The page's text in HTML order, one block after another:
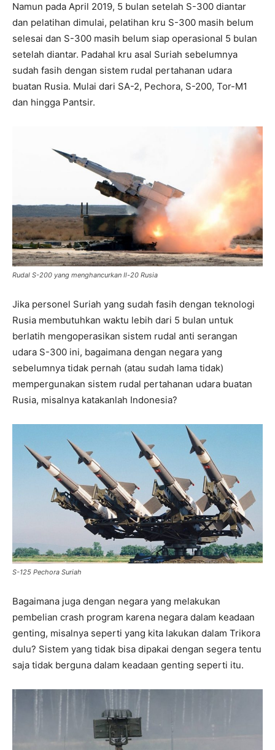
Namun pada April 2019, 5 bulan setelah S-300 diantar
dan pelatihan dimulai, pelatihan kru S-300 masih belum
selesai dan S-300 masih belum siap operasional 5 bulan
setelah diantar. Padahal kru asal Suriah sebelumnya
sudah fasih dengan sistem rudal pertahanan udara
buatan Rusia. Mulai dari SA-2, Pechora, S-200, Tor-M1
dan hingga Pantsir.
Rudal S-200 yang menghancurkan Il-20 Rusia
Jika personel Suriah yang sudah fasih dengan teknologi
Rusia membutuhkan waktu lebih dari 5 bulan untuk
berlatih mengoperasikan sistem rudal anti serangan
udara S-300 ini, bagaimana dengan negara yang
sebelumnya tidak pernah (atau sudah lama tidak)
mempergunakan sistem rudal pertahanan udara buatan
Rusia, misalnya katakanlah Indonesia?
S-125 Pechora Suriah
Bagaimana juga dengan negara yang melakukan
pembelian crash program karena negara dalam keadaan
genting, misalnya seperti yang kita lakukan dalam Trikora
dulu? Sistem yang tidak bisa dipakai dengan segera tentu
saja tidak berguna dalam keadaan genting seperti itu.